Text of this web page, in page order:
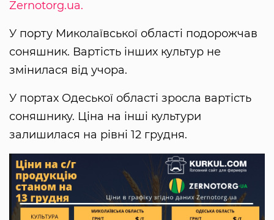
Zernotorg.ua.
У порту Миколаївської області подорожчав
соняшник. Вартість інших культур не
змінилася від учора.
У портах Одеської області зросла вартість
соняшнику. Ціна на інші культури
залишилася на рівні 12 грудня.